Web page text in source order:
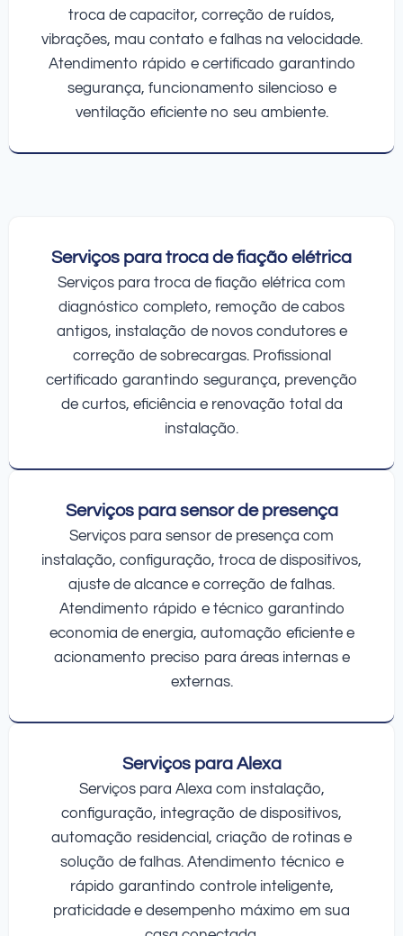
troca de capacitor, correção de ruídos,
vibrações, mau contato e falhas na velocidade.
Atendimento rápido e certificado garantindo
segurança, funcionamento silencioso e
ventilação eficiente no seu ambiente.
Serviços para troca de fiação elétrica
Serviços para troca de fiação elétrica com
diagnóstico completo, remoção de cabos
antigos, instalação de novos condutores e
correção de sobrecargas. Profissional
certificado garantindo segurança, prevenção
de curtos, eficiência e renovação total da
instalação.
Serviços para sensor de presença
Serviços para sensor de presença com
instalação, configuração, troca de dispositivos,
ajuste de alcance e correção de falhas.
Atendimento rápido e técnico garantindo
economia de energia, automação eficiente e
acionamento preciso para áreas internas e
externas.
Serviços para Alexa
Serviços para Alexa com instalação,
configuração, integração de dispositivos,
automação residencial, criação de rotinas e
solução de falhas. Atendimento técnico e
rápido garantindo controle inteligente,
praticidade e desempenho máximo em sua